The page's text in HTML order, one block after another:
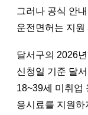
그러나 공식 안
운전면허는 지
달서구의 2026
신청일 기준 달
18~39세 미취업
응시료를 지원